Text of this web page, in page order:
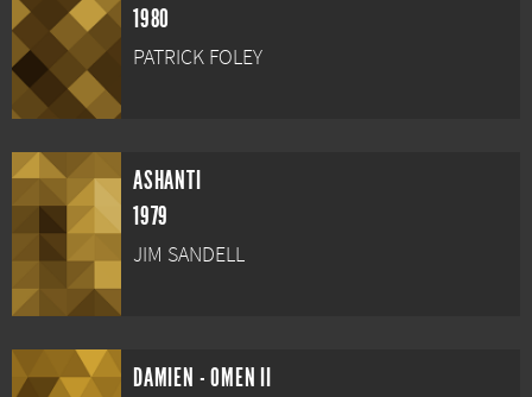
1980
PATRICK FOLEY
ASHANTI
1979
JIM SANDELL
DAMIEN - OMEN II